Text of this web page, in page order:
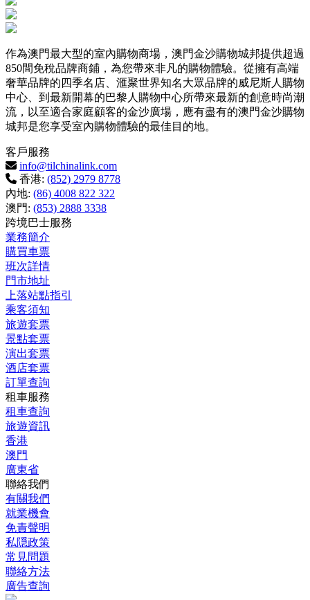
作為澳門最大型的室內購物商場，澳門金沙購物城邦提供超過
850間免稅品牌商鋪，為您帶來非凡的購物體驗。從擁有高端
奢華品牌的四季名店、滙聚世界知名大眾品牌的威尼斯人購物
中心、到最新開幕的巴黎人購物中心所帶來最新的創意時尚潮
流，以至適合家庭顧客的金沙廣場，應有盡有的澳門金沙購物
城邦是您享受室內購物體驗的最佳目的地。
客戶服務
info@tilchinalink.com
香港: (852) 2979 8778
內地: (86) 4008 822 322
澳門: (853) 2888 3338
跨境巴士服務
業務簡介
購買車票
班次詳情
門市地址
上落站點指引
乘客須知
旅遊套票
景點套票
演出套票
酒店套票
訂單查詢
租車服務
租車查詢
旅遊資訊
香港
澳門
廣東省
聯絡我們
有關我們
就業機會
免責聲明
私隠政策
常見問題
聯絡方法
廣告查詢